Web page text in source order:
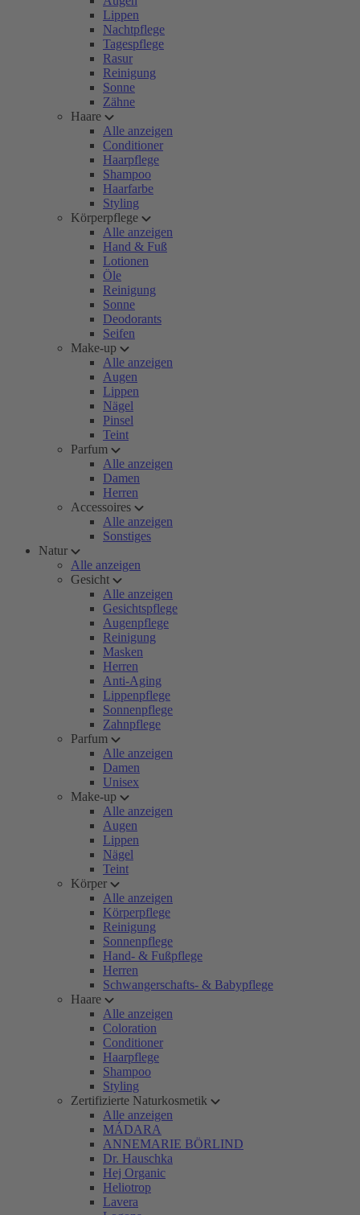
Lippen
Nachtpflege
Tagespflege
Rasur
Reinigung
Sonne
Zähne
Haare
Alle anzeigen
Conditioner
Haarpflege
Shampoo
Haarfarbe
Styling
Körperpflege
Alle anzeigen
Hand & Fuß
Lotionen
Öle
Reinigung
Sonne
Deodorants
Seifen
Make-up
Alle anzeigen
Augen
Lippen
Nägel
Pinsel
Teint
Parfum
Alle anzeigen
Damen
Herren
Accessoires
Alle anzeigen
Sonstiges
Natur
Alle anzeigen
Gesicht
Alle anzeigen
Gesichtspflege
Augenpflege
Reinigung
Masken
Herren
Anti-Aging
Lippenpflege
Sonnenpflege
Zahnpflege
Parfum
Alle anzeigen
Damen
Unisex
Make-up
Alle anzeigen
Augen
Lippen
Nägel
Teint
Körper
Alle anzeigen
Körperpflege
Reinigung
Sonnenpflege
Hand- & Fußpflege
Herren
Schwangerschafts- & Babypflege
Haare
Alle anzeigen
Coloration
Conditioner
Haarpflege
Shampoo
Styling
Zertifizierte Naturkosmetik
Alle anzeigen
MÁDARA
ANNEMARIE BÖRLIND
Dr. Hauschka
Hej Organic
Heliotrop
Lavera